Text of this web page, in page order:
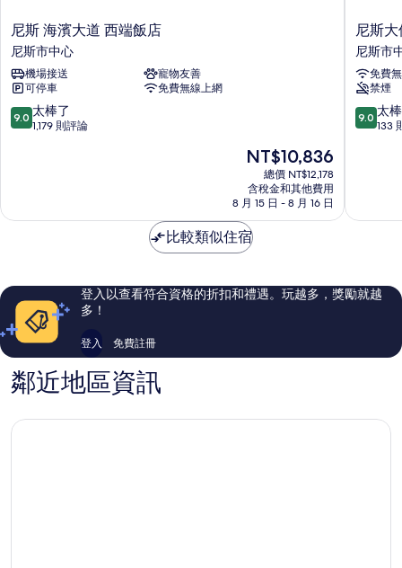
尼
斯
海
濱
大
道
西
市
尼斯 海濱大道 西端飯店
尼斯市中心
機場接送
寵物友善
可停車
免費無線上網
9.0
分，
棒
評
論
9.0 太棒了
1,179 則評論
現
價
格
為
NT$10,836
NT$10,836
總價 NT$12,178
含稅金和其他費用
8 月 15 日 - 8 月 16 日
尼
斯
大
使
飯
店
尼
尼斯
尼斯市
免費
禁煙
9.0
分，
棒
評
論
9.0 太
133
比較類似住宿
登入以查看符合資格的折扣和禮遇。玩越多，獎勵就越
多！
登入 免費註冊
鄰近地區資訊